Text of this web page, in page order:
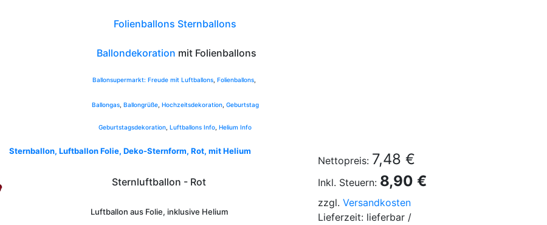
Folienballons Sternballons
Ballondekoration mit Folienballons
Ballonsupermarkt: Freude mit Luftballons Folienballons
Ballongas, Ballongrüße, Hochzeitsdekoration, Geburtstag
Geburtstagsdekoration Luftballons Info Helium Info
Sternballon, Luftballon Folie, Deko-Sternform, Rot, mit Helium
Sternluftballon - Rot
Luftballon aus Folie, inklusive Helium
Nettopreis: 7,48 €
Inkl. Steuern: 8,90 €
zzgl. Versandkosten
Lieferzeit: lieferbar /